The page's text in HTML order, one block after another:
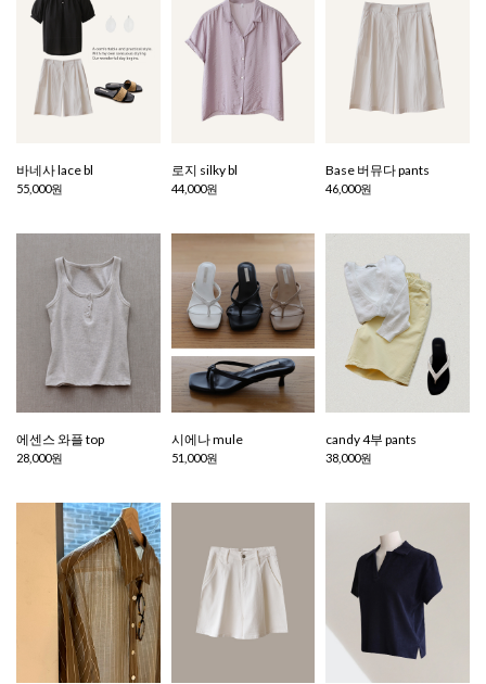
바네사 lace bl
55,000원
로지 silky bl
44,000원
Base 버뮤다 pants
46,000원
에센스 와플 top
28,000원
시에나 mule
51,000원
candy 4부 pants
38,000원